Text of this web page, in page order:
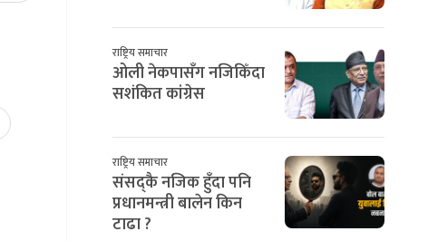
राष्ट्रिय समाचार
ओली नेकपासँग नजिकिँदा
सशंकित कांग्रेस
राष्ट्रिय समाचार
संसद्कै नजिक हुँदा पनि
प्रधानमन्त्री बालेन किन
टाढा ?